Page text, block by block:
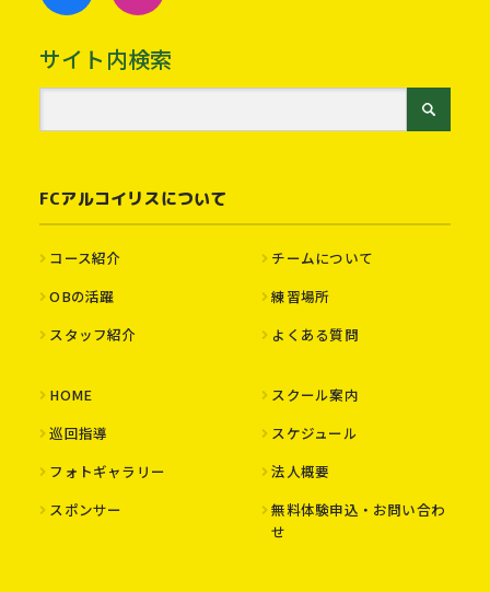
サイト内検索
FCアルコイリスについて
コース紹介
チームについて
OBの活躍
練習場所
スタッフ紹介
よくある質問
HOME
スクール案内
巡回指導
スケジュール
フォトギャラリー
法人概要
スポンサー
無料体験申込・お問い合わ
せ